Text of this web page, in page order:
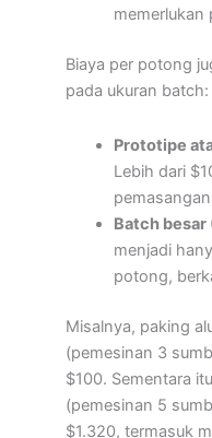
memerlukan
Biaya per potong
pada ukuran batch:
Prototipe
Lebih dari
Batch besar
menjadi
potong,
Misalnya, paking
(pemesinan 3
$100. Sementara
(pemesinan 5
$1.320, termasuk